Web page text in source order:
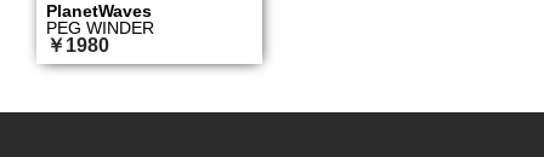
PlanetWaves
PEG WINDER
￥1980